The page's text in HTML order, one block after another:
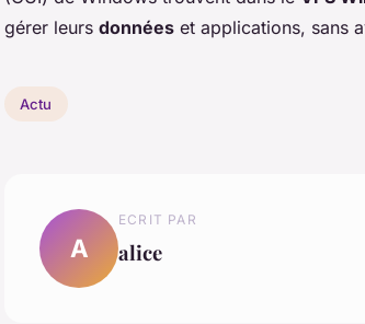
gérer leurs données et applications, sans
Actu
A
ECRIT PAR
alice